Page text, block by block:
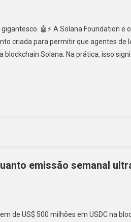
🤖⚡ A Solana Foundation e o
criada para permitir que agentes de
Solana. Na prática, isso
emissão semanal
de US$ 500 milhões em USDC na